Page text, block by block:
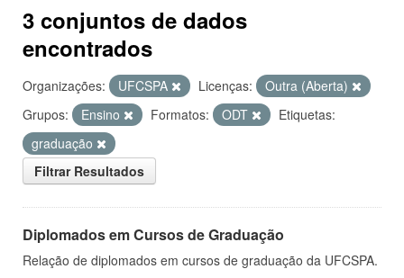
3 conjuntos de dados
encontrados
Organizações: UFCSPA Licenças:
Outra (Aberta)
Grupos:
Ensino Formatos: ODT
Etiquetas:
graduação
Filtrar Resultados
Diplomados em Cursos de Graduação
Relação de diplomados em cursos de graduação da UFCSPA.